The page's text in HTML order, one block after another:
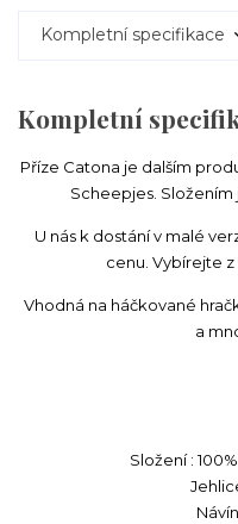
Kompletní specifikace
Kompletní
Příze Catona je dalším
Scheepjes. Složením
U nás k dostání v malé
cenu. Vybírejte
Vhodná na háčkované
a
Složení :